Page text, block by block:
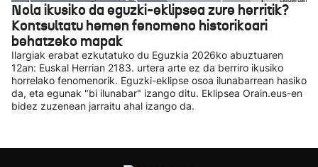
Nola ikusiko da eguzki-eklipsea zure herritik?
Kontsultatu hemen fenomeno historikoari
behatzeko mapak
Ilargiak erabat ezkutatuko du Eguzkia 2026ko abuztuaren
12an: Euskal Herrian 2183. urtera arte ez da berriro ikusiko
horrelako fenomenorik. Eguzki-eklipse osoa ilunabarrean hasiko
da, eta egunak "bi ilunabar" izango ditu. Eklipsea Orain.eus-en
bidez zuzenean jarraitu ahal izango da.